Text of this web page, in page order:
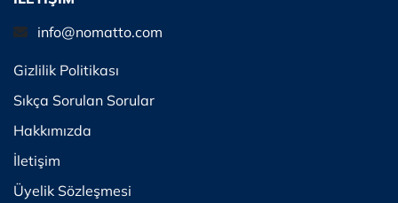
info@nomatto.com
Gizlilik Politikası
Sıkça Sorulan Sorular
Hakkımızda
İletişim
Üyelik Sözleşmesi